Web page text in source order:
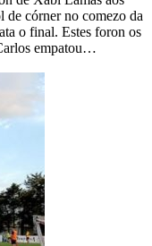
de córner no comezo da
o final. Estes foron os
empatou…